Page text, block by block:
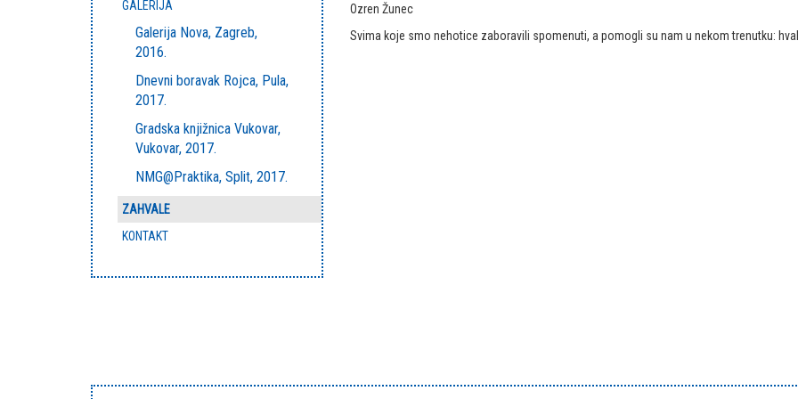
GALERIJA
Galerija Nova, Zagreb,
2016.
Dnevni boravak Rojca, Pula,
2017.
Gradska knjižnica Vukovar,
Vukovar, 2017.
NMG@Praktika, Split, 2017.
ZAHVALE
KONTAKT
Ozren Žunec
Svima koje smo nehotice zaboravili spomenuti, a pomogli su nam u nekom trenutku: